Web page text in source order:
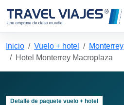
Inicio Vuelo + hotel Monterrey
Hotel Monterrey Macroplaza
Detalle de paquete vuelo + hotel